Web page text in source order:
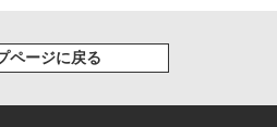
ページに戻る